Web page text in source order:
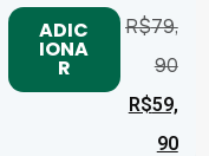
ADIC
IONA
R
R$79,
90
R$59,
90